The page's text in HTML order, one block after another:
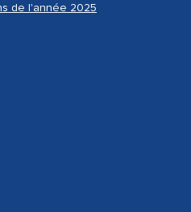
de l'année 2025